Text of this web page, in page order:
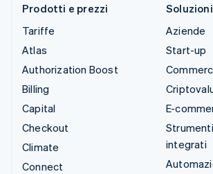
Prodotti e prezzi
Tariffe
Atlas
Authorization Boost
Billing
Capital
Checkout
Climate
Connect
Soluzioni
Aziende
Start-up
E-
integrati